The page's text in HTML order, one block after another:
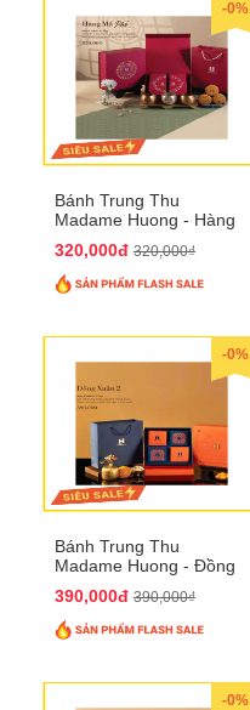
-0%
Bánh Trung Thu
Madame Huong - Hàng
320,000đ 320,000₫
-0%
Bánh Trung Thu
Madame Huong - Đồng
390,000đ 390,000₫
-0%